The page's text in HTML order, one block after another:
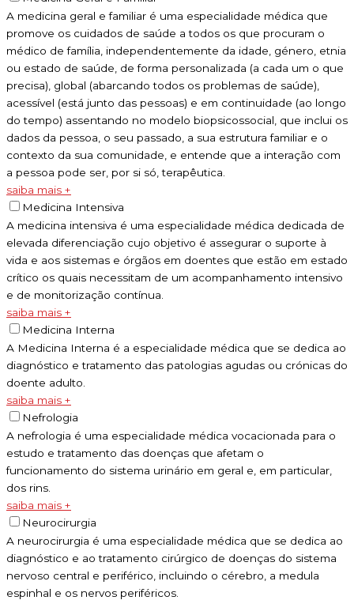
A medicina geral e familiar é uma especialidade médica que
promove os cuidados de saúde a todos os que procuram o
médico de família, independentemente da idade, género, etnia
ou estado de saúde, de forma personalizada (a cada um o que
precisa), global (abarcando todos os problemas de saúde),
acessível (está junto das pessoas) e em continuidade (ao longo
do tempo) assentando no modelo biopsicossocial, que inclui os
dados da pessoa, o seu passado, a sua estrutura familiar e o
contexto da sua comunidade, e entende que a interação com
a pessoa pode ser, por si só, terapêutica.
saiba mais +
Medicina Intensiva
A medicina intensiva é uma especialidade médica dedicada de
elevada diferenciação cujo objetivo é assegurar o suporte à
vida e aos sistemas e órgãos em doentes que estão em estado
crítico os quais necessitam de um acompanhamento intensivo
e de monitorização contínua.
saiba mais +
Medicina Interna
A Medicina Interna é a especialidade médica que se dedica ao
diagnóstico e tratamento das patologias agudas ou crónicas do
doente adulto.
saiba mais +
Nefrologia
A nefrologia é uma especialidade médica vocacionada para o
estudo e tratamento das doenças que afetam o
funcionamento do sistema urinário em geral e, em particular,
dos rins.
saiba mais +
Neurocirurgia
A neurocirurgia é uma especialidade médica que se dedica ao
diagnóstico e ao tratamento cirúrgico de doenças do sistema
nervoso central e periférico, incluindo o cérebro, a medula
espinhal e os nervos periféricos.